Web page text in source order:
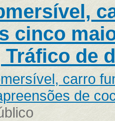
cinco
Tráfico de
carro
de